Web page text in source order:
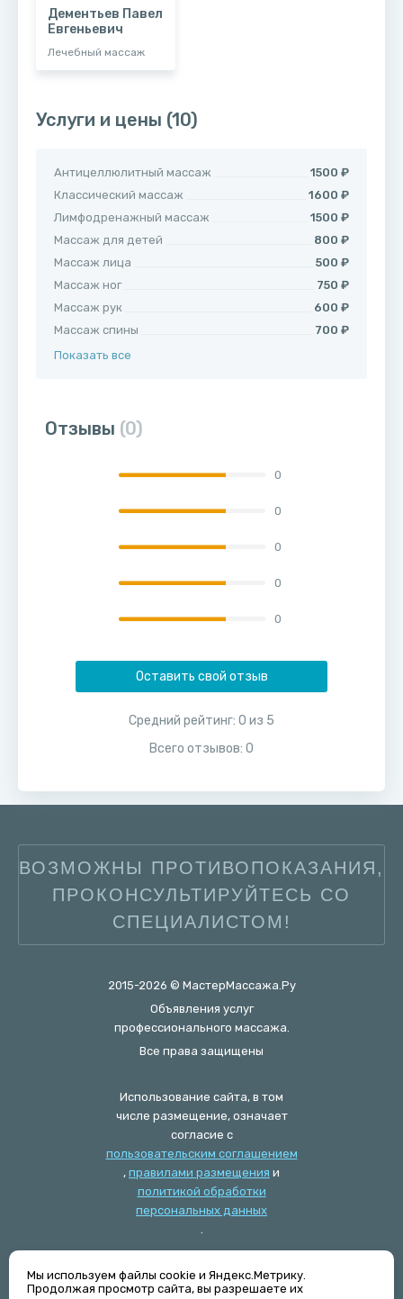
Дементьев Павел
Евгеньевич
Лечебный массаж
Услуги и цены (10)
Антицеллюлитный массаж
1500 ₽
Классический массаж
1600 ₽
Лимфодренажный массаж
1500 ₽
Массаж для детей
800 ₽
Массаж лица
500 ₽
Массаж ног
750 ₽
Массаж рук
600 ₽
Массаж спины
700 ₽
Показать все
Отзывы (0)
0
0
0
0
0
Оставить свой отзыв
Средний рейтинг: 0 из 5
Всего отзывов: 0
ВОЗМОЖНЫ ПРОТИВОПОКАЗАНИЯ,
ПРОКОНСУЛЬТИРУЙТЕСЬ СО
СПЕЦИАЛИСТОМ!
2015-2026 © МастерМассажа.Ру
Объявления услуг
профессионального массажа.
Все права защищены
Использование сайта, в том
числе размещение, означает
согласие с
пользовательским соглашением
, правилами размещения и
политикой обработки
персональных данных
.
Журнал
Техническая поддержка
Мы используем файлы cookie и Яндекс.Метрику.
Продолжая просмотр сайта, вы разрешаете их